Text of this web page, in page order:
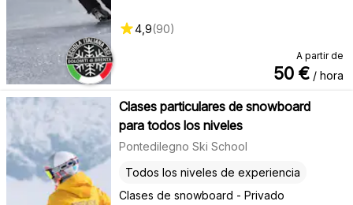
4,9(90)
A partir de
50 € / hora
Clases particulares de snowboard
para todos los niveles
Pontedilegno Ski School
Clases de snowboard - Privado
Todos los niveles de experiencia